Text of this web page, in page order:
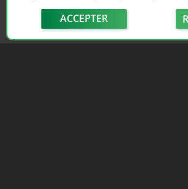
ACCEPTER